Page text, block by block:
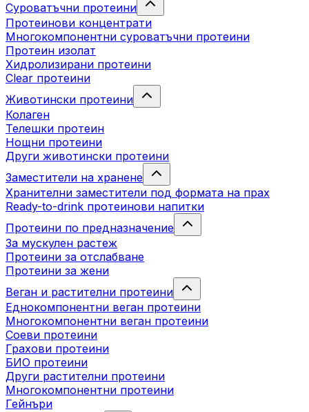
Суроватъчни протеини
Протеинови концентрати
Многокомпонентни суроватъчни протеини
Протеин изолат
Хидролизирани протеини
Clear протеини
Животински протеини
Колаген
Телешки протеин
Нощни протеини
Други животински протеини
Заместители на хранене
Хранителни заместители под формата на прах
Ready-to-drink протеинови напитки
Протеини по предназначение
За мускулен растеж
Протеини за отслабване
Протеини за жени
Веган и растителни протеини
Еднокомпонентни веган протеини
Многокомпонентни веган протеини
Соеви протеини
Грахови протеини
БИО протеини
Други растителни протеини
Многокомпонентни протеини
Гейнъри